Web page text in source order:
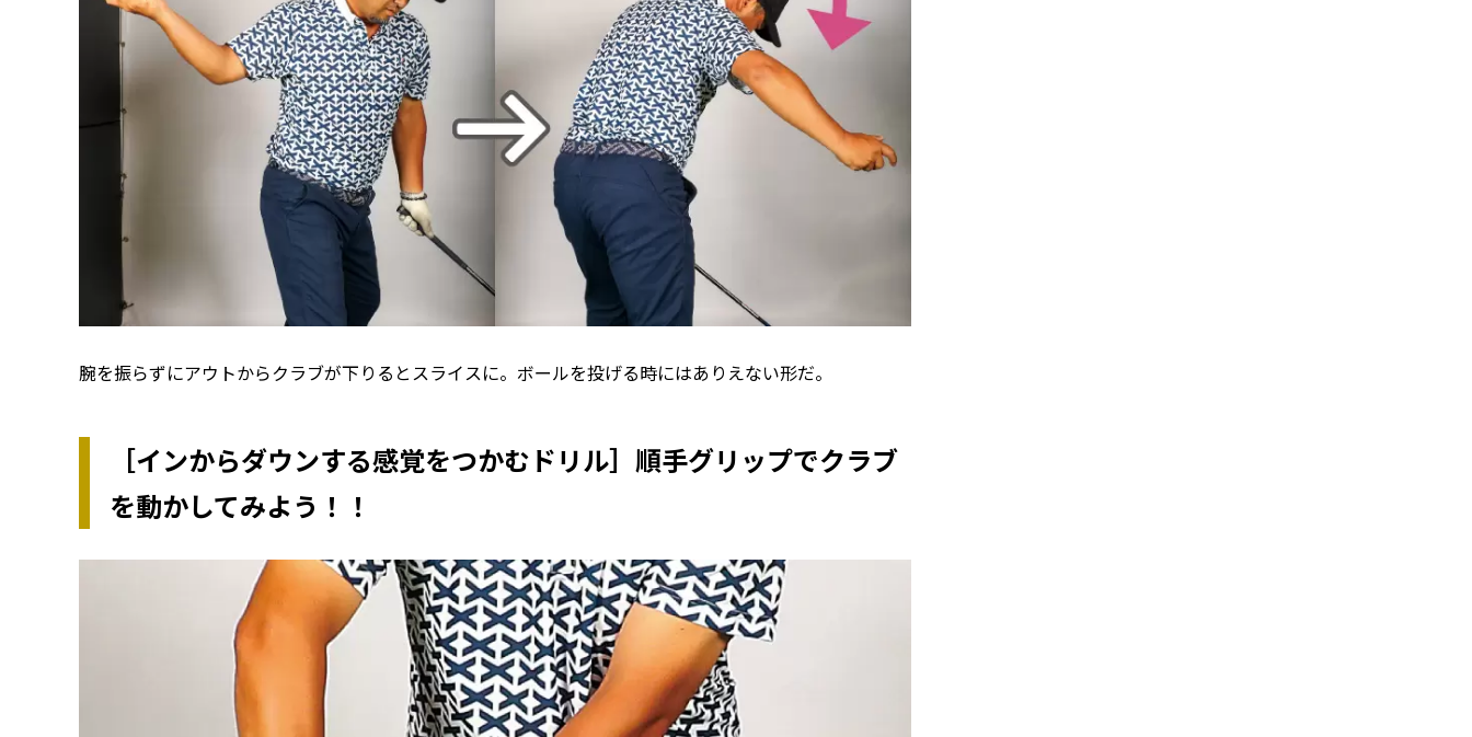
腕を振らずにアウトからクラブが下りるとスライスに。ボールを投げる時にはありえない形だ。
［インからダウンする感覚をつかむドリル］順手グリップでクラブ
を動かしてみよう！！